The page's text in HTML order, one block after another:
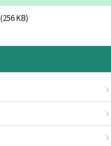
(256 KB)